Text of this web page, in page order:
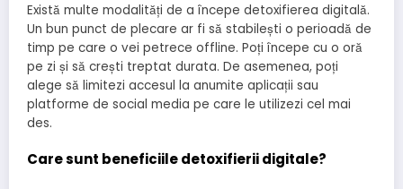
Există multe modalități de a începe detoxifierea digitală.
Un bun punct de plecare ar fi să stabilești o perioadă de
timp pe care o vei petrece offline. Poți începe cu o oră
pe zi și să crești treptat durata. De asemenea, poți
alege să limitezi accesul la anumite aplicații sau
platforme de social media pe care le utilizezi cel mai
des.
Care sunt beneficiile detoxifierii digitale?